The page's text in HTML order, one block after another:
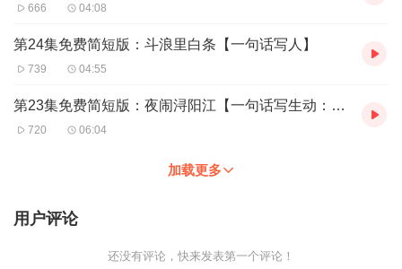
666 04:08
第24集免费简短版：斗浪里白条【一句话写人】
739 04:55
第23集免费简短版：夜闹浔阳江【一句话写生动：排比句】
720 06:04
加载更多
用户评论
还没有评论，快来发表第一个评论！